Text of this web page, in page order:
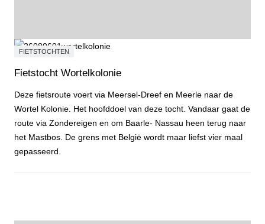
FIETSTOCHTEN
Fietstocht Wortelkolonie
Deze fietsroute voert via Meersel-Dreef en Meerle naar de
Wortel Kolonie. Het hoofddoel van deze tocht. Vandaar gaat de
route via Zondereigen en om Baarle- Nassau heen terug naar
het Mastbos. De grens met België wordt maar liefst vier maal
gepasseerd.